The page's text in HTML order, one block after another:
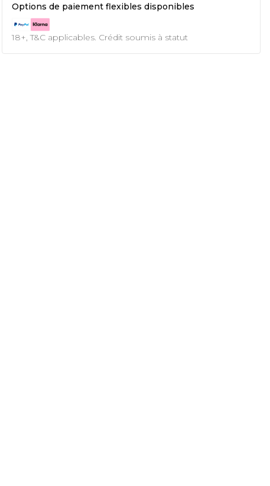
Options de paiement flexibles disponibles
18+, T&C applicables. Crédit soumis à statut